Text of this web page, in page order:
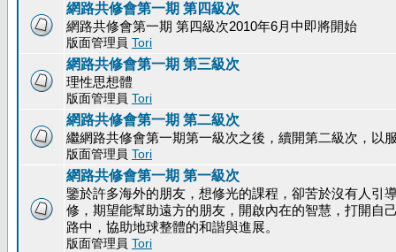
網路共修會第一期 第四級次
網路共修會第一期 第四級次2010年6月中即將開始
版面管理員 Tori
網路共修會第一期 第三級次
理性思想體
版面管理員 Tori
網路共修會第一期 第二級次
繼網路共修會第一期第一級次之後，續開第二級次，以
版面管理員 Tori
網路共修會第一期 第一級次
鑒於許多海外的朋友，想修光的課程，卻苦於沒有人引
修，期望能幫助遠方的朋友，開啟內在的智慧，打開自
路中，協助地球整體的和諧與進展。
版面管理員 Tori